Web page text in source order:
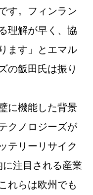
す。フィンラン
理解が早く、協
ます」とエマル
の飯田氏は振り
に機能した背景
クノロジーズが
テリーリサイク
注目される産業
れらは欧州でも